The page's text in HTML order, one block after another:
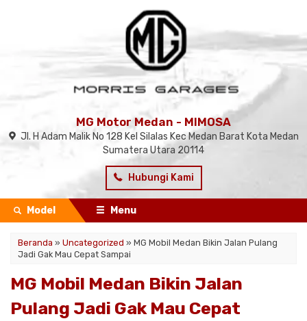
MG Motor Medan - MIMOSA
Jl. H Adam Malik No 128 Kel Silalas Kec Medan Barat Kota Medan
Sumatera Utara 20114
Hubungi Kami
Model Menu
Beranda » Uncategorized » MG Mobil Medan Bikin Jalan Pulang
Jadi Gak Mau Cepat Sampai
MG Mobil Medan Bikin Jalan
Pulang Jadi Gak Mau Cepat